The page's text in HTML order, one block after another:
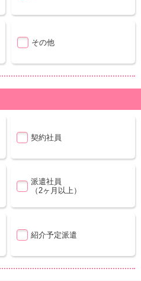
その他
契約社員
派遣社員
（2ヶ月以上）
紹介予定派遣